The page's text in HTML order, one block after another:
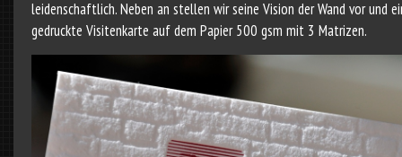
leidenschaftlich. Neben an stellen wir seine Vision der Wand vor und
gedruckte Visitenkarte auf dem Papier 500 gsm mit 3 Matrizen.